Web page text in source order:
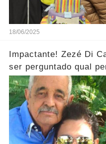
18/06/2025
Impactante! Zezé Di
ser perguntado qual
pudesse se encontrar